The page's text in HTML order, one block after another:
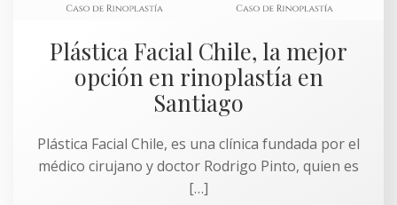
Plástica Facial Chile, la mejor
opción en rinoplastía en
Santiago
Plástica Facial Chile, es una clínica fundada por el
médico cirujano y doctor Rodrigo Pinto, quien es
[…]